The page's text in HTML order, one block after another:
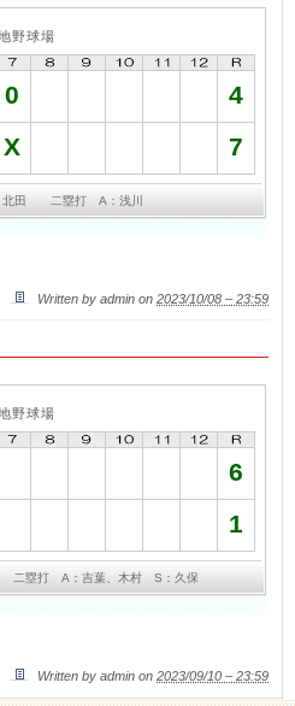
野球場
0 4
X 7
北田 二塁打 A：浅川
Written by admin on 2023/10/08 – 23:59
野球場
6
1
塁打 A：吉葉、木村 S：久保
Written by admin on 2023/09/10 – 23:59